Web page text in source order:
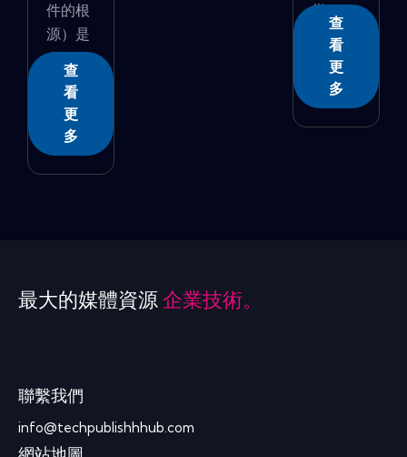
件的根
源）是
�...
查
看
更
多
當...
查
看
更
多
最大的媒體資源 企業技術。
聯繫我們
info@techpublishhhub.com